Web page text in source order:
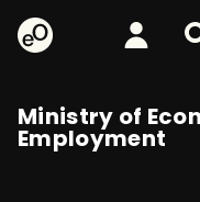
eOppiva - Homepage
Log in
Ministry of
Employment